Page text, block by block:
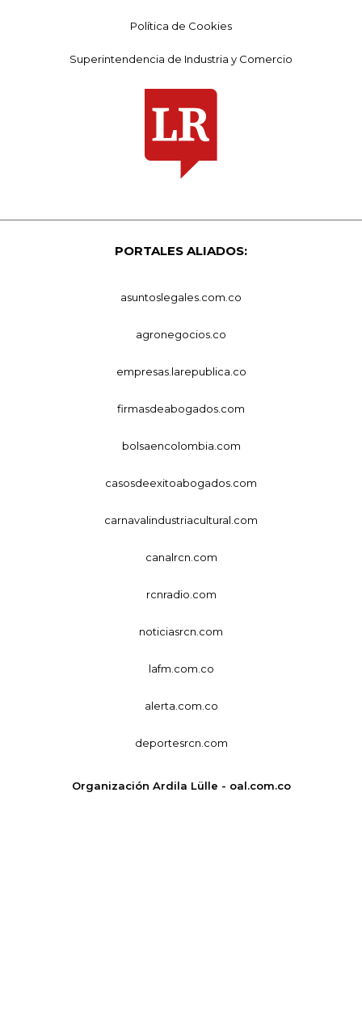
Política de Cookies
Superintendencia de Industria y Comercio
PORTALES ALIADOS:
asuntoslegales.com.co
agronegocios.co
empresas.larepublica.co
firmasdeabogados.com
bolsaencolombia.com
casosdeexitoabogados.com
carnavalindustriacultural.com
canalrcn.com
rcnradio.com
noticiasrcn.com
lafm.com.co
alerta.com.co
deportesrcn.com
Organización Ardila Lülle - oal.com.co